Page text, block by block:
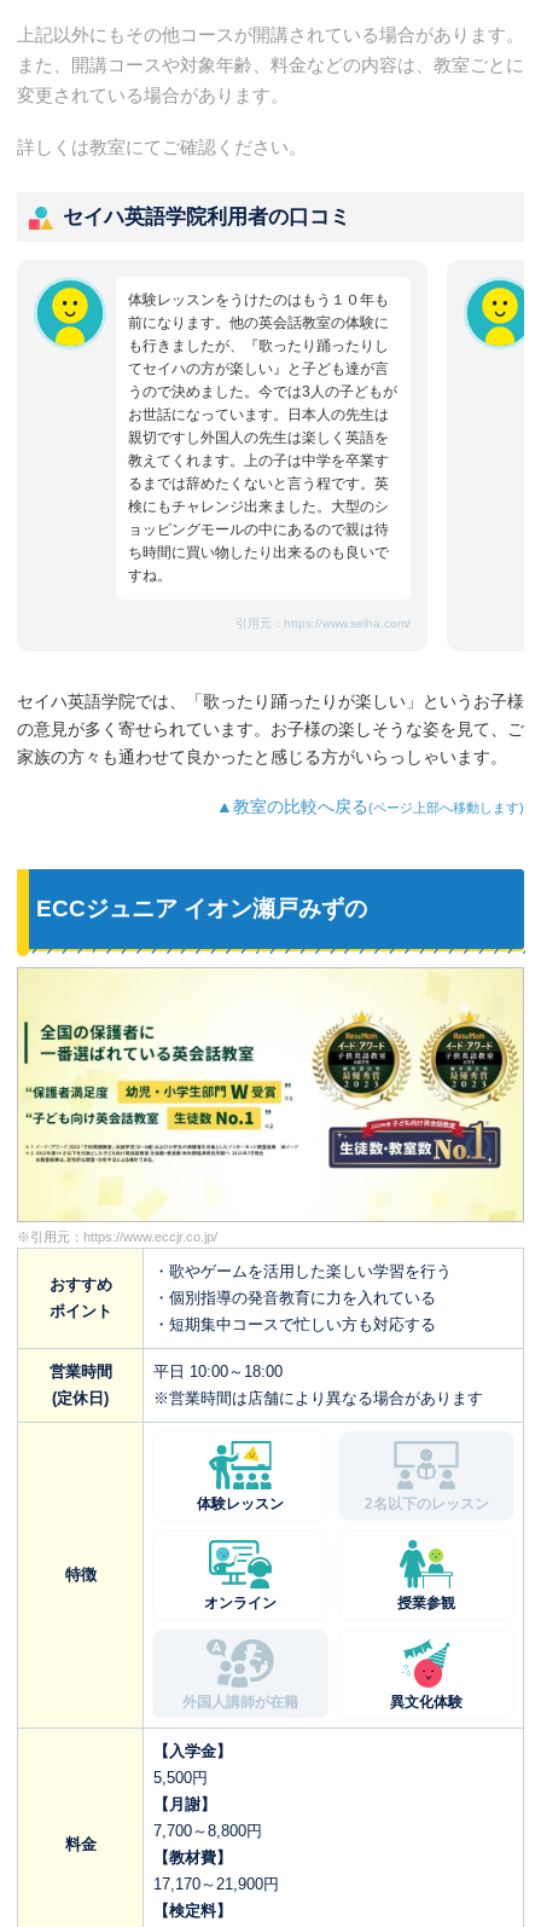
上記以外にもその他コースが開講されている場合があります。
また、開講コースや対象年齢、料金などの内容は、教室ごとに
変更されている場合があります。
詳しくは教室にてご確認ください。
セイハ英語学院利用者の口コミ
体験レッスンをうけたのはもう１０年も
前になります。他の英会話教室の体験に
も行きましたが、『歌ったり踊ったりし
てセイハの方が楽しい』と子ども達が言
うので決めました。今では3人の子どもが
お世話になっています。日本人の先生は
親切ですし外国人の先生は楽しく英語を
教えてくれます。上の子は中学を卒業す
るまでは辞めたくないと言う程です。英
検にもチャレンジ出来ました。大型のシ
ョッピングモールの中にあるので親は待
ち時間に買い物したり出来るのも良いで
すね。
引用元： https://www.seiha.com/
セイハ英語学院では、「歌ったり踊ったりが楽しい」というお子様
の意見が多く寄せられています。お子様の楽しそうな姿を見て、ご
家族の方々も通わせて良かったと感じる方がいらっしゃいます。
▲教室の比較へ戻る(ページ上部へ移動します)
ECCジュニア イオン瀬戸みずの
※引用元： https://www.eccjr.co.jp/
おすすめ
ポイント
・歌やゲームを活用した楽しい学習を行う
・個別指導の発音教育に力を入れている
・短期集中コースで忙しい方も対応する
営業時間
(定休日)
平日 10:00～18:00
※営業時間は店舗により異なる場合があります
特徴
体験レッスン 2名以下のレッスン
オンライン 授業参観
外国人講師が在籍 異文化体験
料金
【入学金】
5,500円
【月謝】
7,700～8,800円
【教材費】
17,170～21,900円
【検定料】